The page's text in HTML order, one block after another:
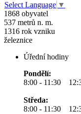
Select Language ▼
1868 obyvatel
537 metrů n. m.
1316 rok vzniku
železnice
Úřední hodiny
Pondělí:
8:00 - 11:30
Středa:
8:00 - 11:30